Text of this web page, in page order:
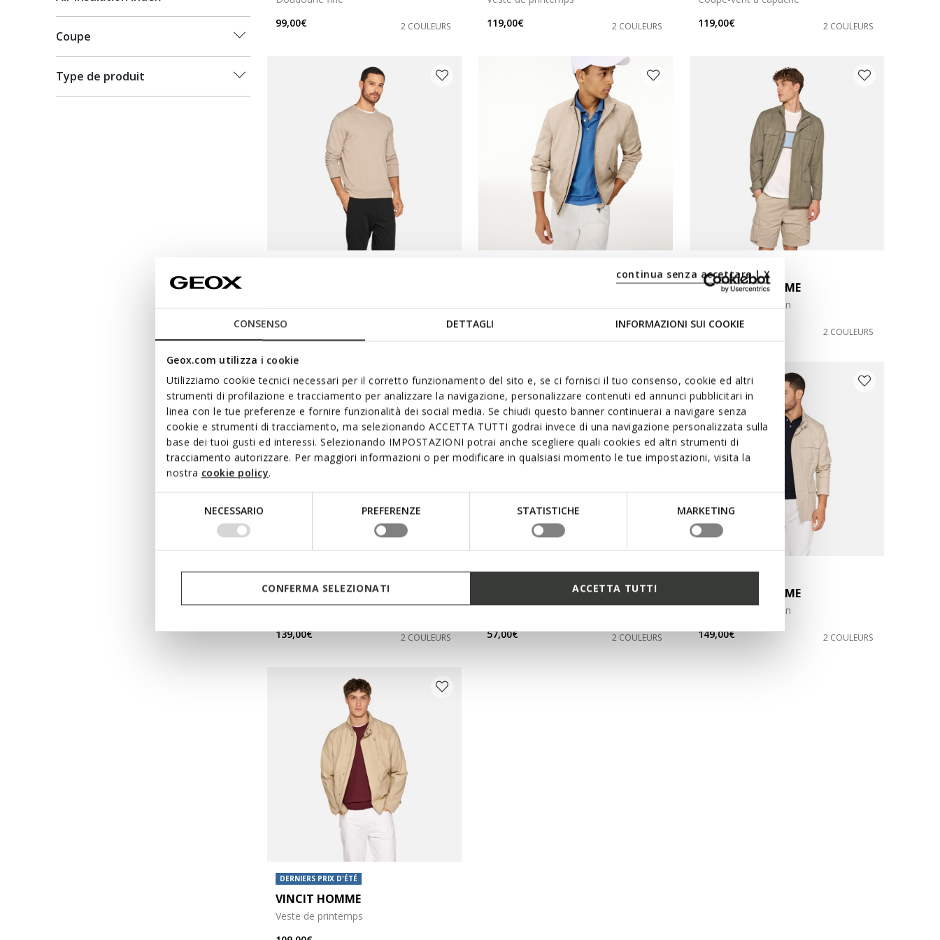
CONSENSO DETTAGLI INFORMAZIONI SUI COOKIE
Geox.com utilizza i cookie
Utilizziamo cookie tecnici necessari per il corretto funzionamento del sito e, se ci fornisci il tuo consenso, cookie ed altri
strumenti di profilazione e tracciamento per analizzare la navigazione, personalizzare contenuti ed annunci pubblicitari in
linea con le tue preferenze e fornire funzionalità dei social media. Se chiudi questo banner continuerai a navigare senza
cookie e strumenti di tracciamento, ma selezionando ACCETTA TUTTI godrai invece di una navigazione personalizzata sulla
base dei tuoi gusti ed interessi. Selezionando IMPOSTAZIONI potrai anche scegliere quali cookies ed altri strumenti di
tracciamento autorizzare. Per maggiori informazioni o per modificare in qualsiasi momento le tue impostazioni, visita la
nostra cookie policy.
NECESSARIO PREFERENZE STATISTICHE MARKETING
continua senza accettare | X
CONFERMA SELEZIONATI ACCETTA TUTTI
Coupe
Type de produit
99,00€
2 COULEURS
119,00€
2 COULEURS
119,00€
2 COULEURS
Pull en lin
57,00€
2 COULEURS
Veste en coton
109,00€
2 COULEURS
RECANATI HOMME
Veste en lin et coton
149,00€
2 COULEURS
DERNIERS PRIX D'ÉTÉ
JACOPO HOMME
Coupe-vent déperlant
139,00€
2 COULEURS
DERNIERS PRIX D'ÉTÉ
Polo en lin
57,00€
2 COULEURS
DERNIERS PRIX D'ÉTÉ
RECANATI HOMME
Veste en lin et coton
149,00€
2 COULEURS
DERNIERS PRIX D'ÉTÉ
VINCIT HOMME
Veste de printemps